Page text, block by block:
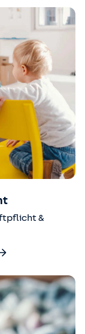
&